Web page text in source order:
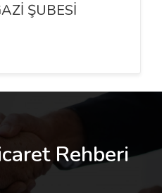
ŞUBESİ
Rehberi